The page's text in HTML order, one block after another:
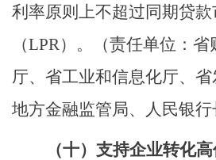
利率原则上不超过同期贷
（LPR ）。
（责任单位：
厅、省工业和信息化厅、省
地方金融监管局、人民银行
（十） 支持企业转化